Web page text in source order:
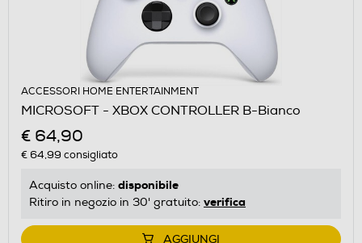
ACCESSORI HOME ENTERTAINMENT
MICROSOFT - XBOX CONTROLLER B-Bianco
€ 64,90
€ 64,99 consigliato
Acquisto online: disponibile
Ritiro in negozio in 30' gratuito: verifica
AGGIUNGI